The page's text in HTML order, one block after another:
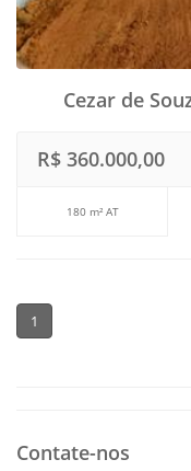
Cezar de
R$ 360.000,00
180 m² AT
1
Contate-nos